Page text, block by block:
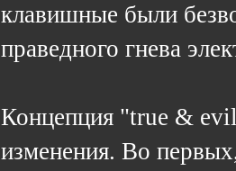
клавишные были
праведного гнева
Концепция "true &
изменения. Во